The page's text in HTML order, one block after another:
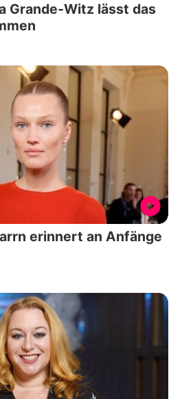
Grande-Witz lässt das
erinnert an Anfänge